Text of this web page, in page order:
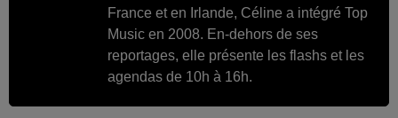
France et en Irlande, Céline a intégré Top
Music en 2008. En-dehors de ses
reportages, elle présente les flashs et les
agendas de 10h à 16h.